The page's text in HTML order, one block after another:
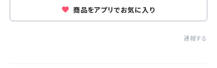
商品をアプリでお気に入り
通報する